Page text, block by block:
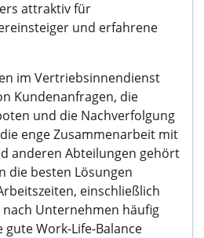
attraktiv für
und erfahrene
im Vertriebsinnendienst
Kundenanfragen, die
und die Nachverfolgung
enge Zusammenarbeit mit
anderen Abteilungen gehört
die besten Lösungen
einschließlich
Unternehmen häufig
Work-Life-Balance